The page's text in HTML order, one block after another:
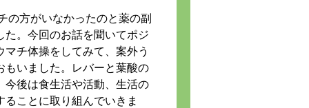
の方がいなかったのと薬の副
た。今回のお話を聞いてポジ
チ体操をしてみて、案外う
もいました。レバーと葉酸の
今後は食生活や活動、生活の
ことに取り組んでいきま